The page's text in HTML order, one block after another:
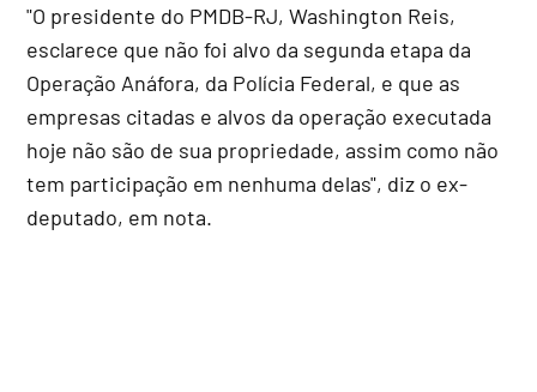
"O presidente do PMDB-RJ, Washington Reis,
esclarece que não foi alvo da segunda etapa da
Operação Anáfora, da Polícia Federal, e que as
empresas citadas e alvos da operação executada
hoje não são de sua propriedade, assim como não
tem participação em nenhuma delas", diz o ex-
deputado, em nota.